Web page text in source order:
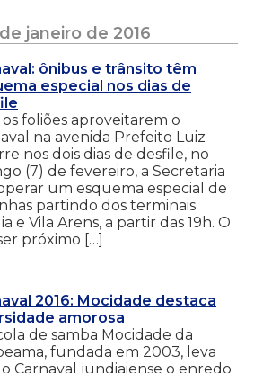
janeiro de 2016
ônibus e trânsito têm
especial nos dias de
os foliões aproveitarem o
na avenida Prefeito Luiz
nos dois dias de desfile, no
(7) de fevereiro, a Secretaria
um esquema especial de
partindo dos terminais
e Vila Arens, a partir das 19h. O
próximo […]
2016: Mocidade destaca
amorosa
de samba Mocidade da
fundada em 2003, leva
o Carnaval jundiaiense o enredo